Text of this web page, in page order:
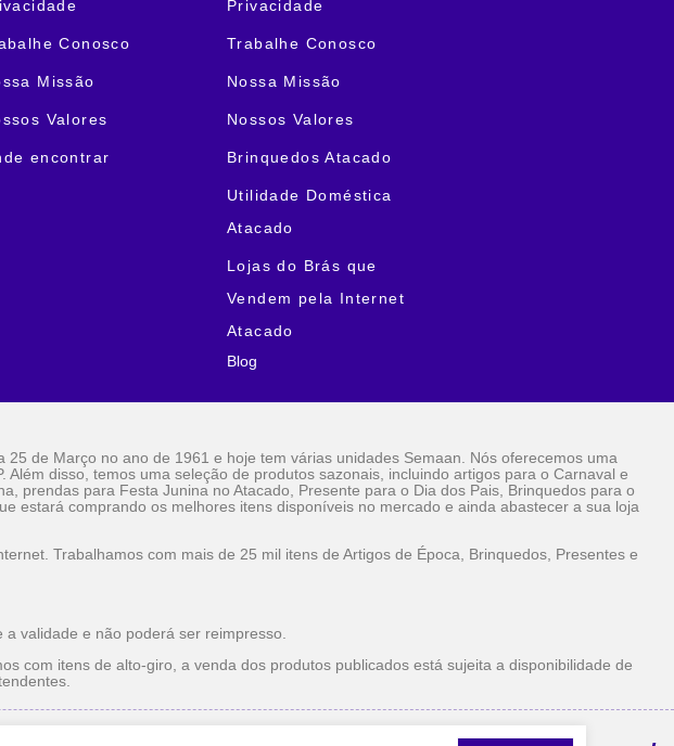
Conosco
Missão
Valores
encontrar
Privacidade
Trabalhe Conosco
Nossa Missão
Nossos Valores
Brinquedos Atacado
Utilidade Doméstica
Atacado
Lojas do Brás que
Vendem pela Internet
Atacado
Blog
de Março no ano de 1961 e hoje tem várias unidades Semaan. Nós oferecemos uma
disso, temos uma seleção de produtos sazonais, incluindo artigos para o Carnaval e
prendas para Festa Junina no Atacado, Presente para o Dia dos Pais, Brinquedos para o
estará comprando os melhores itens disponíveis no mercado e ainda abastecer a sua loja
Trabalhamos com mais de 25 mil itens de Artigos de Época, Brinquedos, Presentes e
validade e não poderá ser reimpresso.
com itens de alto-giro, a venda dos produtos publicados está sujeita a disponibilidade de